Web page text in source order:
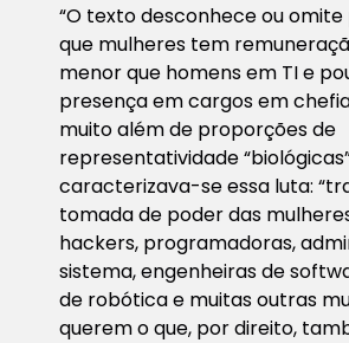
“O texto desconhece ou
que mulheres tem
menor que homens em TI e
presença em cargos em
muito além de proporções de
representatividade
caracterizava-se essa luta:
tomada de poder das
hackers, programadoras,
sistema, engenheiras de
de robótica e muitas outras
querem o que, por direito,